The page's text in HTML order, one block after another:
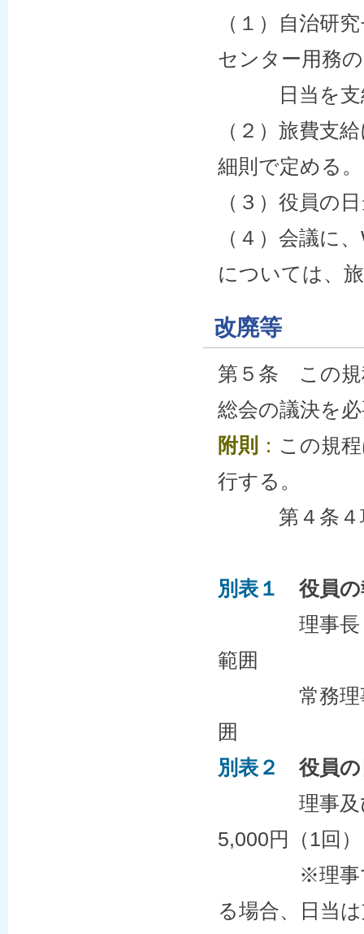
（１）自治研
センター用務
日当を支給
（２）旅費支
細則で定める。
（３）役員の
（４）会議に
については、
改廃等
第５条 この規
総会の議決を
附則
： この規
行する。
第４条４項
別表１
役員の
理
範囲
常務理事
囲
別表２
役員の
理事
5,000円（1回）
※理事であ
る場合、日当